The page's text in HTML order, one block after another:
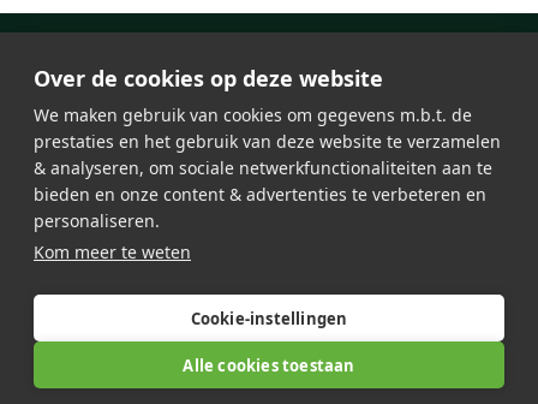
Over de cookies op deze website
We maken gebruik van cookies om gegevens m.b.t. de
prestaties en het gebruik van deze website te verzamelen
& analyseren, om sociale netwerkfunctionaliteiten aan te
bieden en onze content & advertenties te verbeteren en
personaliseren.
Kom meer te weten
Cookie-instellingen
Alle cookies toestaan
Iluminación led
Estación de cargaAcerca de Lumosa